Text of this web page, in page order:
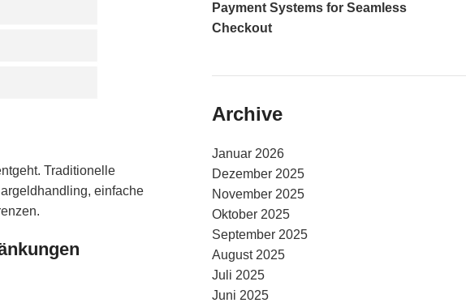
Traditionelle
einfache
Payment Systems for Seamless
Checkout
Archive
Januar 2026
Dezember 2025
November 2025
Oktober 2025
September 2025
August 2025
Juli 2025
Juni 2025